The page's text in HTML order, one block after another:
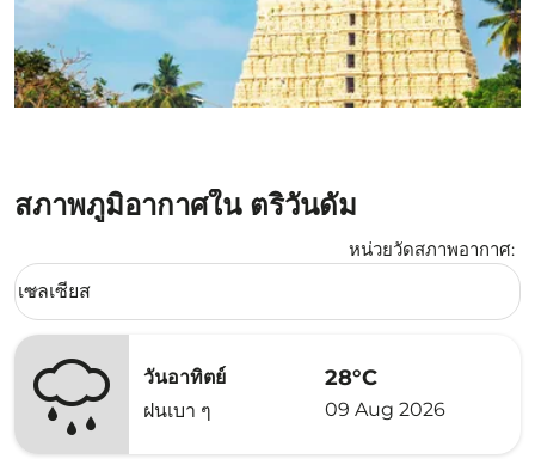
สภาพภูมิอากาศใน ตริวันดัม
หน่วยวัดสภาพอากาศ:
Weather unit option เซลเซียส Selected
เซลเซียส
keyboard_arrow_down
วันอาทิตย์
ฝนเบา ๆ
28°C
09 Aug 2026